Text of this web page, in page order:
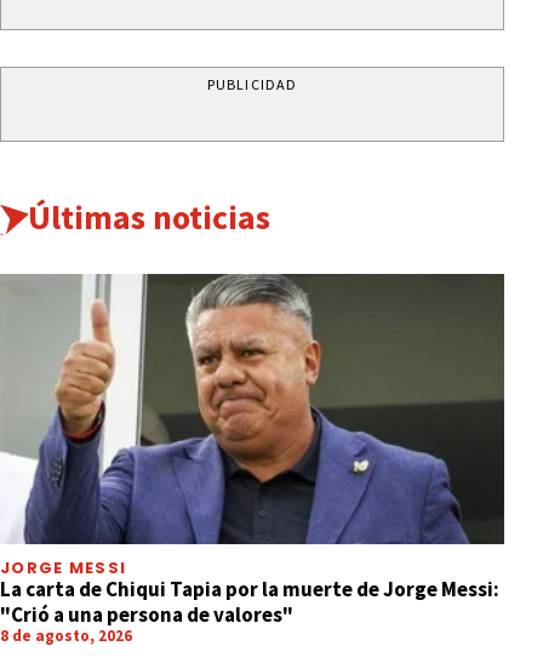
PUBLICIDAD
Últimas noticias
JORGE MESSI
La carta de Chiqui Tapia por la muerte de Jorge Messi:
"Crió a una persona de valores"
8 de agosto, 2026